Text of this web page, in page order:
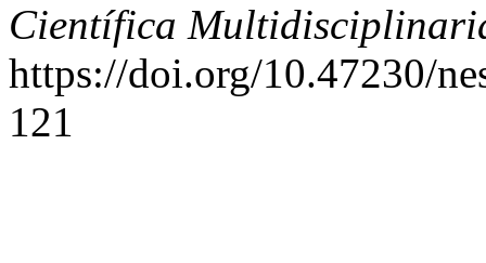
Científica
https://doi.org/10.47230/
121